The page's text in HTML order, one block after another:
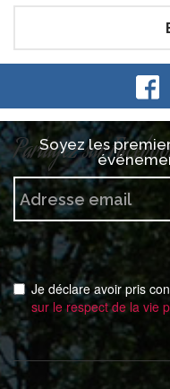
Partagez sur
Soyez les
Je déclare avoir pris
sur le respect de la vie